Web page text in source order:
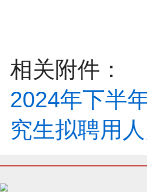
相关附件：
2024年下半
究生拟聘用